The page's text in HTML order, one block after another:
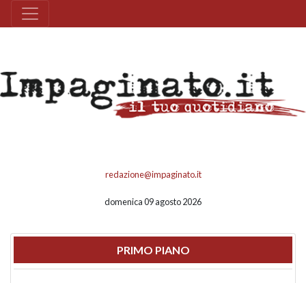
redazione@impaginato.it
domenica 09 agosto 2026
PRIMO PIANO